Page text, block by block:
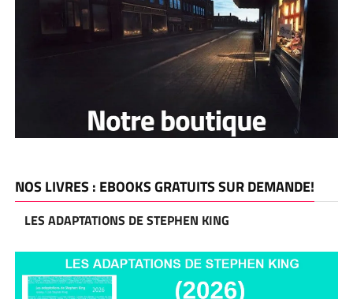
NOS LIVRES : EBOOKS GRATUITS SUR DEMANDE!
LES ADAPTATIONS DE STEPHEN KING